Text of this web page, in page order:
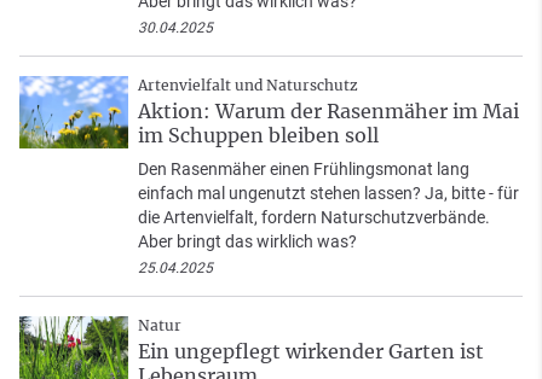
30.04.2025
Artenvielfalt und Naturschutz
Aktion: Warum der Rasenmäher im Mai
im Schuppen bleiben soll
Den Rasenmäher einen Frühlingsmonat lang
einfach mal ungenutzt stehen lassen? Ja, bitte - für
die Artenvielfalt, fordern Naturschutzverbände.
Aber bringt das wirklich was?
25.04.2025
Natur
Ein ungepflegt wirkender Garten ist